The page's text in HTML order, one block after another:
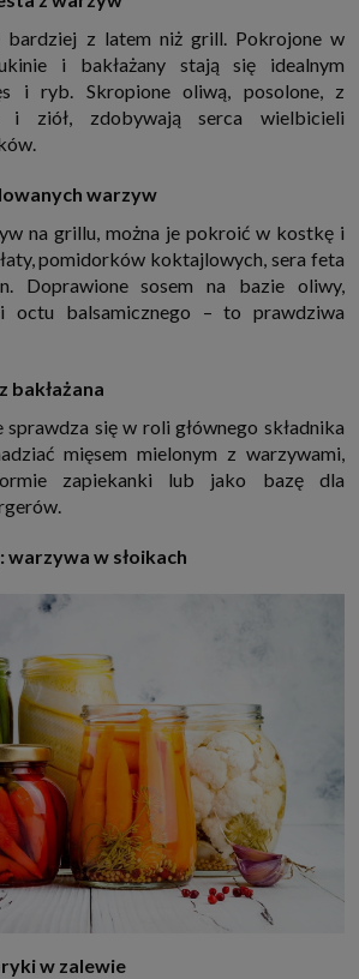
takiej zgody jest dobrowolne, nie musisz jej
Cię to dostępu do naszych usług. Masz również
zakresu lub zmiany zgody w dowolnym
będą do czasu istnienia podstawy do ich
w przypadku udzielenia zgody do momentu jej
lub innych działań z Twojej strony ograniczających
niezbędności danych do wykonania umowy, przez
3 lata, a maksymalnie 10 lat), a w przypadku, gdy
danych jest uzasadniony interes administratora,
przez Ciebie skutecznego sprzeciwu.
mogą powierzać Twoje dane podwykonawcom IT,
marketingowym etc. Zrobią to jedynie na
przetwarzania danych zobowiązującej
zabezpieczenia danych i niekorzystania z
storage do zbierania i przetwarzania danych
treści i reklam oraz analizowania
i w Internecie. W ten sposób technologię tę
podmioty z Grupy SAGIER oraz nasi Zaufani
chcą dopasowywać reklamy do Twoich preferencji.
zapisywane w plikach i przechowywane na
do serwera przy każdorazowym wejściu na
podczas gdy odwiedzasz strony w Internecie.
. Pod tym linkiem znajdziesz także informację
uprawnienia wobec Twoich danych i ich
nas, inne podmioty z Grupy SAGIER i Zaufanych
na przetwarzanie danych możesz ją w każdej
zgody oczywiście nie uchyli zgodności z prawem
na jej podstawie);
żądania dostępu do Twoich danych osobowych, ich
lub ograniczenia przetwarzania, prawo do
wyrażenia sprzeciwu wobec przetwarzania danych
skargi do organu nadzorczego, którym w Polsce
Ochrony Danych Osobowych.
Pod tym adresem
informacje dotyczące przetwarzania danych i
z latem niż grill. Pokrojone w
i bakłażany stają się idealnym
i ryb. Skropione oliwą, posolone, z
i ziół, zdobywają serca wielbicieli
warzyw
na grillu, można je pokroić w kostkę i
pomidorków koktajlowych, sera feta
Doprawione sosem na bazie oliwy,
octu balsamicznego – to prawdziwa
bakłażana
sprawdza się w roli głównego składnika
mięsem mielonym z warzywami,
zapiekanki lub jako bazę dla
warzywa w słoikach
w zalewie